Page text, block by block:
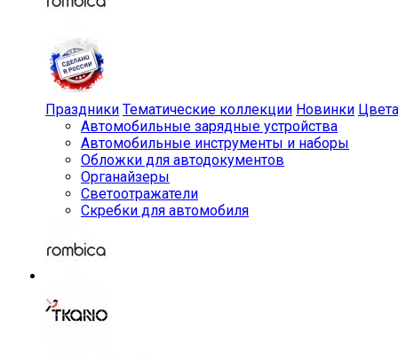
Праздники Тематические коллекции Новинки Цвета
Автомобильные зарядные устройства
Автомобильные инструменты и наборы
Обложки для автодокументов
Органайзеры
Светоотражатели
Скребки для автомобиля